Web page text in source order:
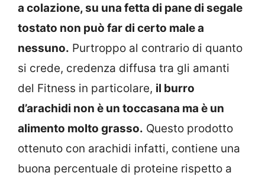
a colazione, su una fetta di pane di segale
tostato non può far di certo male a
nessuno. Purtroppo al contrario di quanto
si crede, credenza diffusa tra gli amanti
del Fitness in particolare, il burro
d’arachidi non è un toccasana ma è un
alimento molto grasso. Questo prodotto
ottenuto con arachidi infatti, contiene una
buona percentuale di proteine rispetto a